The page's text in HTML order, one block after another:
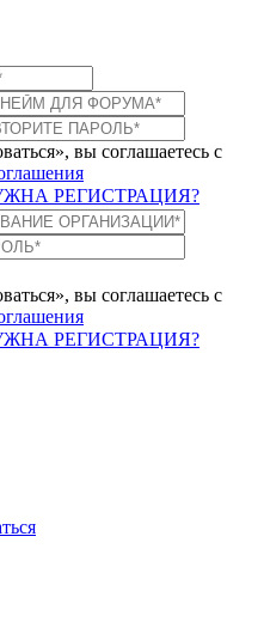
вы соглашаетесь с
РЕГИСТРАЦИЯ?
вы соглашаетесь с
РЕГИСТРАЦИЯ?